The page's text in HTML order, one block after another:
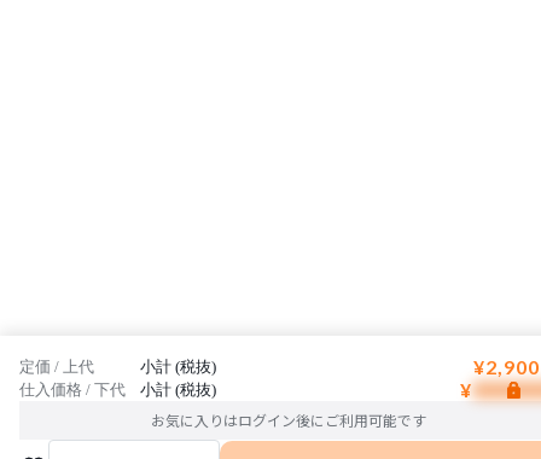
定価 / 上代 小計 (税抜)
仕入価格 / 下代 小計 (税抜) ¥
お気に入りはログイン後にご利用可能です